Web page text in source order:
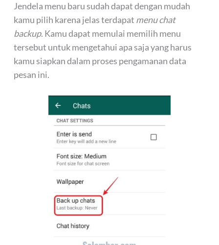
Jendela menu baru sudah dapat dengan mudah
kamu pilih karena jelas terdapat menu chat
backup. Kamu dapat memulai memilih menu
tersebut untuk mengetahui apa saja yang harus
kamu siapkan dalam proses pengamanan data
pesan ini.